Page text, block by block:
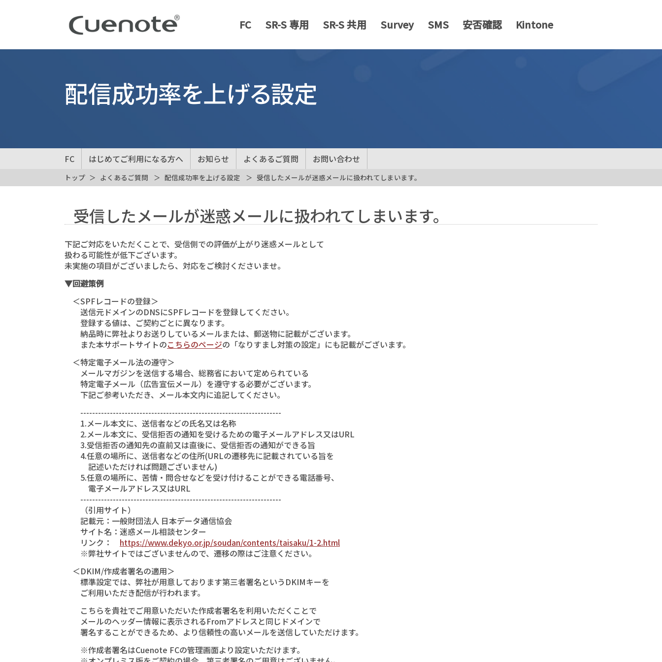
FC SR-S 専用 SR-S 共用 Survey SMS 安否確認 Kintone
配信成功率を上げる設定
FC はじめてご利用になる方へ お知らせ よくあるご質問 お問い合わせ
トップ よくあるご質問 配信成功率を上げる設定 受信したメールが迷惑メールに扱われてしまいます。
受信したメールが迷惑メールに扱われてしまいます。
下記ご対応をいただくことで、受信側での評価が上がり迷惑メールとして
扱わる可能性が低下ございます。
未実施の項目がございましたら、対応をご検討くださいませ。
▼回避策例
＜SPFレコードの登録＞
送信元ドメインのDNSにSPFレコードを登録してください。
登録する値は、ご契約ごとに異なります。
納品時に弊社よりお送りしているメールまたは、郵送物に記載がございます。
また本サポートサイトのこちらのページの「なりすまし対策の設定」にも記載がございます。
＜特定電子メール法の遵守＞
メールマガジンを送信する場合、総務省において定められている
特定電子メール（広告宣伝メール）を遵守する必要がございます。
下記ご参考いただき、メール本文内に追記してください。
--------------------------------------------------------------------
1.メール本文に、送信者などの氏名又は名称
2.メール本文に、受信拒否の通知を受けるための電子メールアドレス又はURL
3.受信拒否の通知先の直前又は直後に、受信拒否の通知ができる旨
4.任意の場所に、送信者などの住所(URLの遷移先に記載されている旨を
記述いただければ問題ございません)
5.任意の場所に、苦情・問合せなどを受け付けることができる電話番号、
電子メールアドレス又はURL
--------------------------------------------------------------------
（引用サイト）
記載元：一般財団法人 日本データ通信協会
サイト名：迷惑メール相談センター
リンク： https://www.dekyo.or.jp/soudan/contents/taisaku/1-2.html
※弊社サイトではございませんので、遷移の際はご注意ください。
＜DKIM/作成者署名の適用＞
標準設定では、弊社が用意しております第三者署名というDKIMキーを
ご利用いただき配信が行われます。
こちらを貴社でご用意いただいた作成者署名を利用いただくことで
メールのヘッダー情報に表示されるFromアドレスと同じドメインで
署名することができるため、より信頼性の高いメールを送信していただけます。
※作成者署名はCuenote FCの管理画面より設定いただけます。